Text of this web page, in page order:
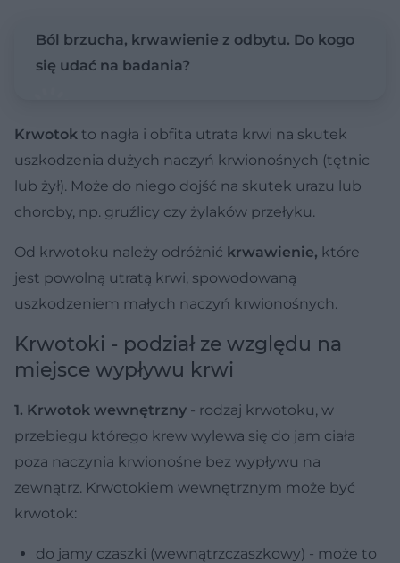
Ból brzucha, krwawienie z odbytu. Do kogo
się udać na badania?
Krwotok to nagła i obfita utrata krwi na skutek
uszkodzenia dużych naczyń krwionośnych (tętnic
lub żył). Może do niego dojść na skutek urazu lub
choroby, np. gruźlicy czy żylaków przełyku.
Od krwotoku należy odróżnić krwawienie, które
jest powolną utratą krwi, spowodowaną
uszkodzeniem małych naczyń krwionośnych.
Krwotoki - podział ze względu na
miejsce wypływu krwi
1. Krwotok wewnętrzny - rodzaj krwotoku, w
przebiegu którego krew wylewa się do jam ciała
poza naczynia krwionośne bez wypływu na
zewnątrz. Krwotokiem wewnętrznym może być
krwotok:
do jamy czaszki (wewnątrzczaszkowy) - może to